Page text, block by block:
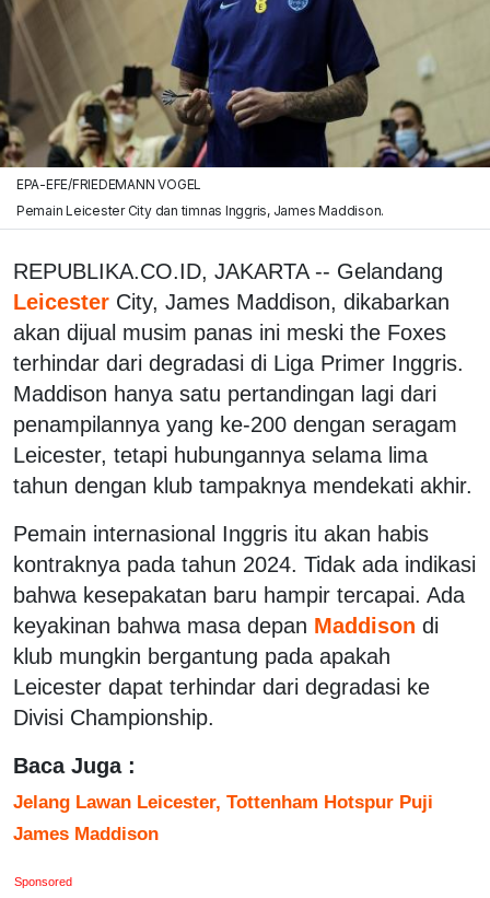
EPA-EFE/FRIEDEMANN VOGEL
Pemain Leicester City dan timnas Inggris, James Maddison.
REPUBLIKA.CO.ID, JAKARTA -- Gelandang
Leicester City, James Maddison, dikabarkan
akan dijual musim panas ini meski the Foxes
terhindar dari degradasi di Liga Primer Inggris.
Maddison hanya satu pertandingan lagi dari
penampilannya yang ke-200 dengan seragam
Leicester, tetapi hubungannya selama lima
tahun dengan klub tampaknya mendekati akhir.
Pemain internasional Inggris itu akan habis
kontraknya pada tahun 2024. Tidak ada indikasi
bahwa kesepakatan baru hampir tercapai. Ada
keyakinan bahwa masa depan Maddison di
klub mungkin bergantung pada apakah
Leicester dapat terhindar dari degradasi ke
Divisi Championship.
Baca Juga :
Jelang Lawan Leicester, Tottenham Hotspur Puji
James Maddison
Sponsored